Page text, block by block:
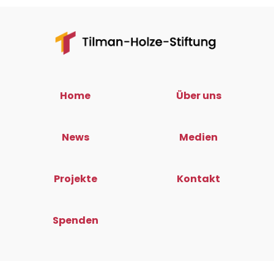
Home
News
Projekte
Spenden
Über uns
Medien
Kontakt